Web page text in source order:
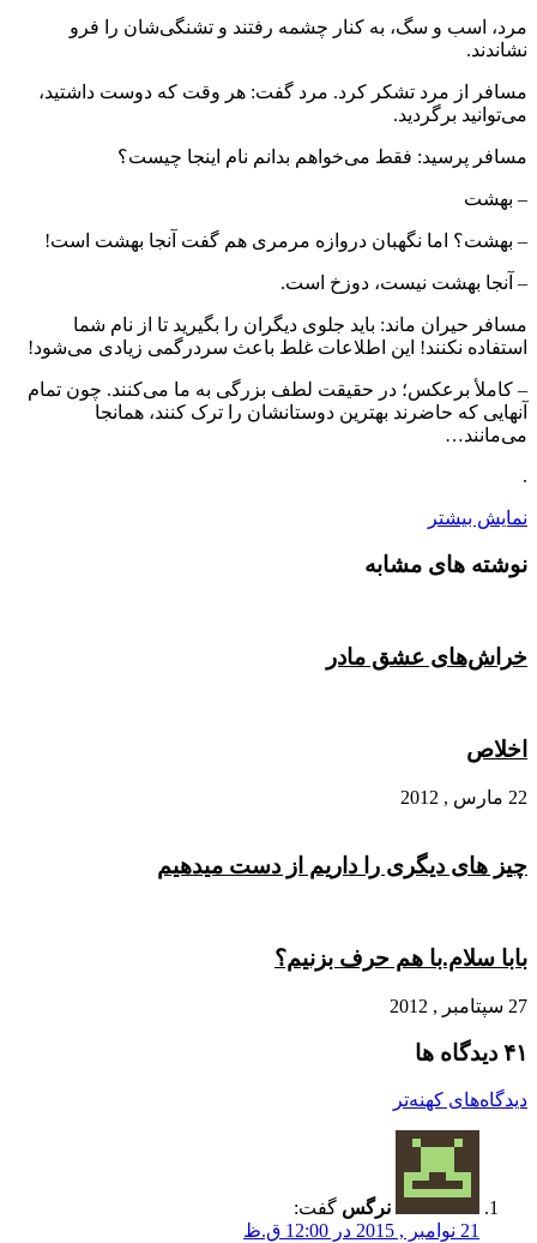
مرد، اسب و سگ، به کنار چشمه رفتند و تشنگی‌شان را فرو
نشاندند.
مسافر از مرد تشکر کرد. مرد گفت: هر وقت که دوست داشتید،
می‌توانید برگردید.
مسافر پرسید: فقط می‌خواهم بدانم نام اینجا چیست؟
– بهشت
– بهشت؟ اما نگهبان دروازه مرمری هم گفت آنجا بهشت است!
– آنجا بهشت نیست، دوزخ است.
مسافر حیران ماند: باید جلوی دیگران را بگیرید تا از نام شما
استفاده نکنند! این اطلاعات غلط باعث سردرگمی زیادی می‌شود!
– کاملأ برعکس؛ در حقیقت لطف بزرگی به ما می‌کنند. چون تمام
آنهایی که حاضرند بهترین دوستانشان را ترک کنند، همانجا
می‌مانند…
.
نمایش بیشتر
نوشته های مشابه
خراش‌های عشق مادر
اخلاص
22 مارس , 2012
چیز های دیگری را داریم از دست میدهیم
بابا سلام.با هم حرف بزنیم؟
27 سپتامبر , 2012
‫۴۱ دیدگاه ها
راهبری
دیدگاه‌ها
دیدگاه‌های کهنه‌تر
نرگس گفت:
21 نوامبر , 2015 در 12:00 ق.ظ